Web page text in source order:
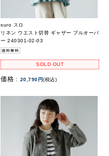
suro スロ
リネン ウエスト切替 ギャザー プルオーバ
ー 240301-02-03
SOLD OUT
価格 : 20,790円(税込)